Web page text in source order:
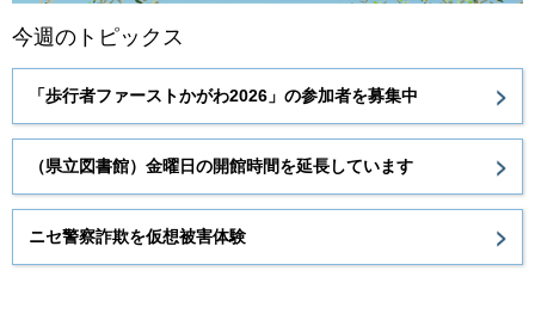
今週のトピックス
「歩行者ファーストかがわ2026」の参加者を募集中
（県立図書館）金曜日の開館時間を延長しています
ニセ警察詐欺を仮想被害体験